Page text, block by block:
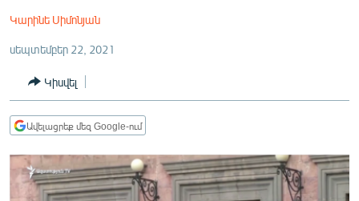
ՏՆՏԵՍՈՒԹՅՈՒՆ
ՂԱՐԱԲԱՂ
ՏԱՐԱԾԱՇՐՋԱՆ
Կարինե Սիմոնյան
սեպտեմբեր 22, 2021
Կիսվել
Ավելացրեք մեզ Google-ում